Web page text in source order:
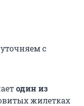
с
один из
жилетках